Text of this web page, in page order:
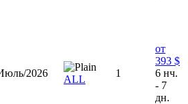
2026
ALL
1
от
393 $
6 нч.
- 7
дн.